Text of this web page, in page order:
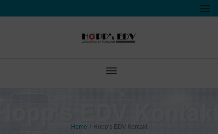
Toggle
Home / Hopp’s EDV Kontakt